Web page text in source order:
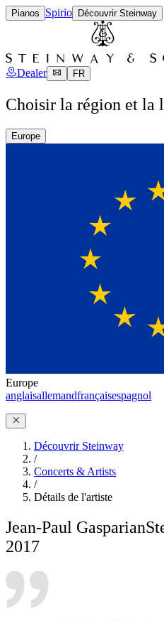
Pianos Spirio Découvrir Steinway
Dealer FR
Choisir la région et la
Europe
Europe
anglaisallemandfrançaisespagnol
Découvrir Steinway
/
Concerts & Artists
/
Détails de l'artiste
Jean-Paul Gasparian
2017